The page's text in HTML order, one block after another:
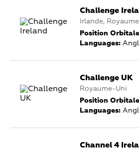
Challenge
Irlande,
Position
Languages:
Challenge UK
Royaume-Uni
Position
Languages:
Channel 4